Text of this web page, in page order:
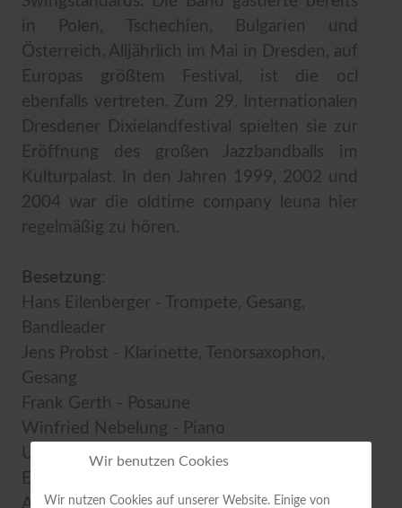
in Polen, Tschechien, Bulgarien und
Österreich. Alljährlich im Mai in Dresden, auf
Europas größtem Festival, ist die ocl
ebenfalls vertreten. Zum 29. Internationalen
Dresdener Dixielandfestival spielten sie zur
Eröffnung des großen Jazzbandballs im
Kulturpalast. In den Jahren 1999, 2002 und
2004 war die oldtime company leuna hier
regelmäßig zu hören.
Besetzung:
Hans Eilenberger - Trompete, Gesang,
Bandleader
Jens Probst - Klarinette, Tenorsaxophon,
Gesang
Frank Gerth - Posaune
Winfried Nebelung - Piano
Udo Bayer - Banjo, Gitarre, Gesang
Eberhard Kull - Kontrabass
Armin Liebing - Schlagzeug
Wir benutzen Cookies
Wir nutzen Cookies auf unserer Website. Einige von